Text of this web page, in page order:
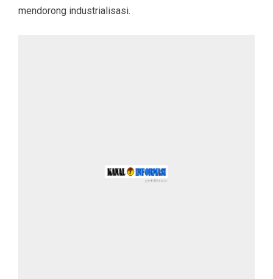
mendorong industrialisasi.